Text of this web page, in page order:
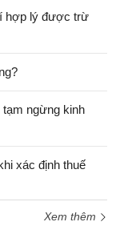
hợp lý được trừ
tạm ngừng kinh
xác định thuế
Xem thêm